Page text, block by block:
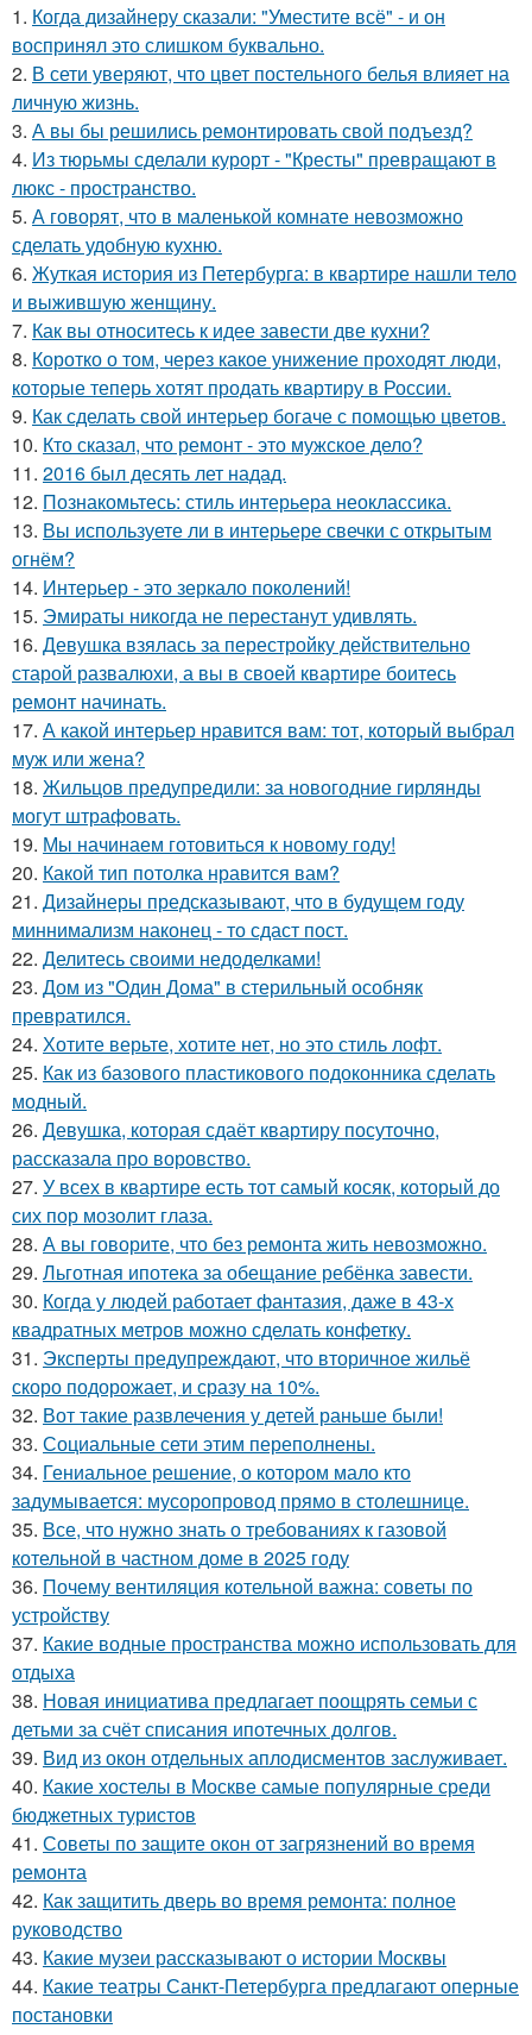
1. Когда дизайнеру сказали: "Уместите всё" - и он
воспринял это слишком буквально.
2. В сети уверяют, что цвет постельного белья влияет на
личную жизнь.
3. А вы бы решились ремонтировать свой подъезд?
4. Из тюрьмы сделали курорт - "Кресты" превращают в
люкс - пространство.
5. А говорят, что в маленькой комнате невозможно
сделать удобную кухню.
6. Жуткая история из Петербурга: в квартире нашли тело
и выжившую женщину.
7. Как вы относитесь к идее завести две кухни?
8. Коротко о том, через какое унижение проходят люди,
которые теперь хотят продать квартиру в России.
9. Как сделать свой интерьер богаче с помощью цветов.
10. Кто сказал, что ремонт - это мужское дело?
11. 2016 был десять лет надад.
12. Познакомьтесь: стиль интерьера неоклассика.
13. Вы используете ли в интерьере свечки с открытым
огнём?
14. Интерьер - это зеркало поколений!
15. Эмираты никогда не перестанут удивлять.
16. Девушка взялась за перестройку действительно
старой развалюхи, а вы в своей квартире боитесь
ремонт начинать.
17. А какой интерьер нравится вам: тот, который выбрал
муж или жена?
18. Жильцов предупредили: за новогодние гирлянды
могут штрафовать.
19. Мы начинаем готовиться к новому году!
20. Какой тип потолка нравится вам?
21. Дизайнеры предсказывают, что в будущем году
миннимализм наконец - то сдаст пост.
22. Делитесь своими недоделками!
23. Дом из "Один Дома" в стерильный особняк
превратился.
24. Хотите верьте, хотите нет, но это стиль лофт.
25. Как из базового пластикового подоконника сделать
модный.
26. Девушка, которая сдаёт квартиру посуточно,
рассказала про воровство.
27. У всех в квартире есть тот самый косяк, который до
сих пор мозолит глаза.
28. А вы говорите, что без ремонта жить невозможно.
29. Льготная ипотека за обещание ребёнка завести.
30. Когда у людей работает фантазия, даже в 43-х
квадратных метров можно сделать конфетку.
31. Эксперты предупреждают, что вторичное жильё
скоро подорожает, и сразу на 10%.
32. Вот такие развлечения у детей раньше были!
33. Социальные сети этим переполнены.
34. Гениальное решение, о котором мало кто
задумывается: мусоропровод прямо в столешнице.
35. Все, что нужно знать о требованиях к газовой
котельной в частном доме в 2025 году
36. Почему вентиляция котельной важна: советы по
устройству
37. Какие водные пространства можно использовать для
отдыха
38. Новая инициатива предлагает поощрять семьи с
детьми за счёт списания ипотечных долгов.
39. Вид из окон отдельных аплодисментов заслуживает.
40. Какие хостелы в Москве самые популярные среди
бюджетных туристов
41. Советы по защите окон от загрязнений во время
ремонта
42. Как защитить дверь во время ремонта: полное
руководство
43. Какие музеи рассказывают о истории Москвы
44. Какие театры Санкт-Петербурга предлагают оперные
постановки